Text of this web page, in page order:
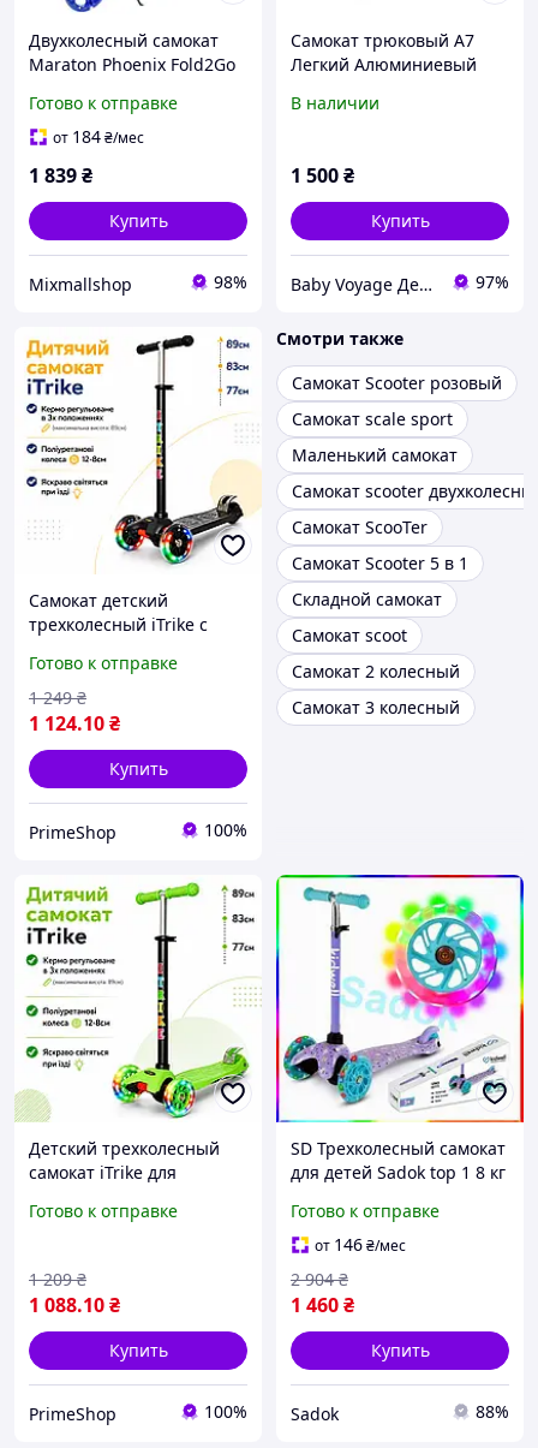
Двухколесный самокат
Maraton Phoenix Fold2Go
колеса светящиеся,
легкий алюминий, до 90
Готово к отправке
от 184₴/мес
1 839₴
Купить
Mixmallshop 98%
Самокат трюковый А7
Легкий Алюминиевый
В наличии
1 500₴
Купить
Baby Voyage Детский транспорт от пеленок. 97%
Самокат детский
трехколесный iTrike с
Самокат для детей от 3
лет Легкий самокат с
полиуретановыми
колесами
Готово к отправке
1 124.10₴
1 249 ₴
Купить
PrimeShop 100%
Смотри также
Самокат Scooter розовый
Самокат scale sport
Маленький самокат
Самокат scooter
Самокат ScooTer
Самокат Scooter 5 в 1
Складной самокат
Самокат scoot
Самокат 2 колесный
Самокат 3 колесный
Детский трехколесный
самокат iTrike для
колесами и регулируемой
для детей от 3 лет
Готово к отправке
1 088.10₴
1 209 ₴
Купить
PrimeShop 100%
SD Трехколесный самокат
для детей Sadok top 1 8 кг
Готово к отправке
от 146₴/мес
1 460₴
2 904 ₴
Купить
Sadok 88%